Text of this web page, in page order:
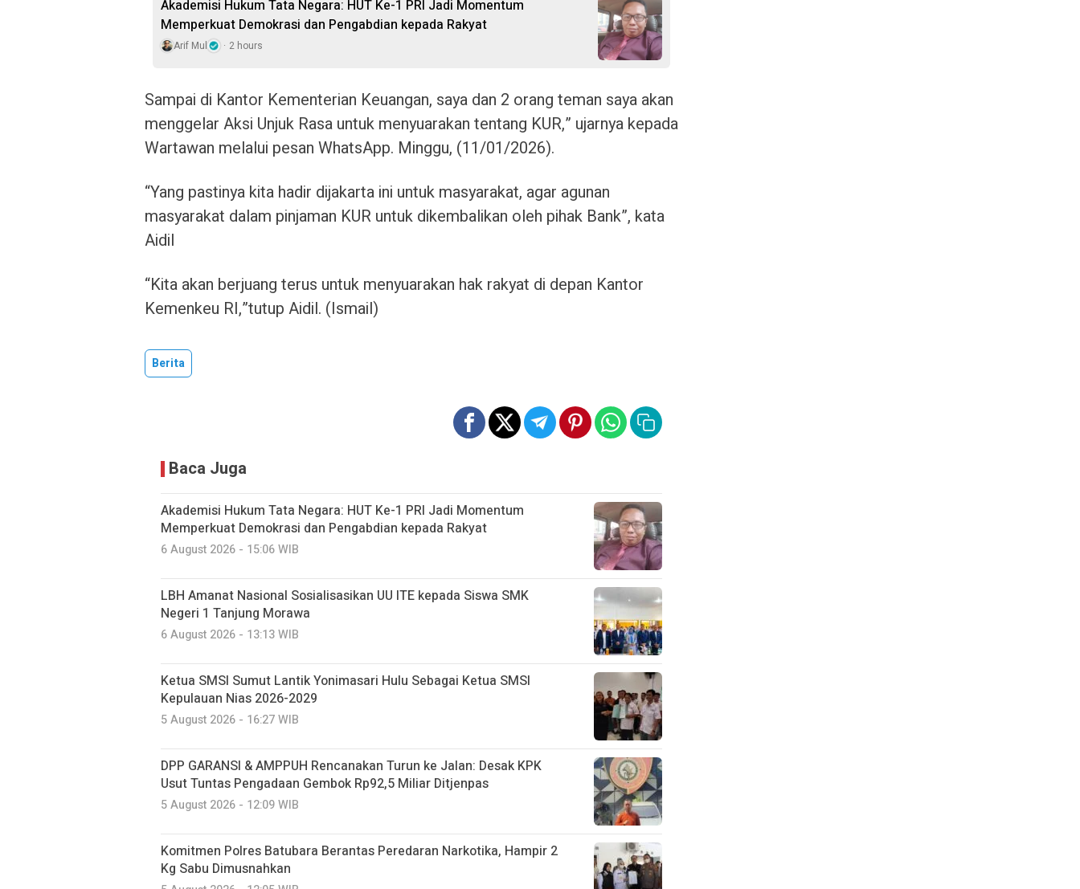
Akademisi Hukum Tata Negara: HUT Ke-1 PRI Jadi Momentum
Memperkuat Demokrasi dan Pengabdian kepada Rakyat
Arif Mul 2 hours
Sampai di Kantor Kementerian Keuangan, saya dan 2 orang teman saya akan
menggelar Aksi Unjuk Rasa untuk menyuarakan tentang KUR,” ujarnya kepada
Wartawan melalui pesan WhatsApp. Minggu, (11/01/2026).
“Yang pastinya kita hadir dijakarta ini untuk masyarakat, agar agunan
masyarakat dalam pinjaman KUR untuk dikembalikan oleh pihak Bank”, kata
Aidil
“Kita akan berjuang terus untuk menyuarakan hak rakyat di depan Kantor
Kemenkeu RI,”tutup Aidil. (Ismail)
Berita
Baca Juga
Akademisi Hukum Tata Negara: HUT Ke-1 PRI Jadi Momentum
Memperkuat Demokrasi dan Pengabdian kepada Rakyat
6 August 2026 - 15:06 WIB
LBH Amanat Nasional Sosialisasikan UU ITE kepada Siswa SMK
Negeri 1 Tanjung Morawa
6 August 2026 - 13:13 WIB
Ketua SMSI Sumut Lantik Yonimasari Hulu Sebagai Ketua SMSI
Kepulauan Nias 2026-2029
5 August 2026 - 16:27 WIB
DPP GARANSI & AMPPUH Rencanakan Turun ke Jalan: Desak KPK
Usut Tuntas Pengadaan Gembok Rp92,5 Miliar Ditjenpas
5 August 2026 - 12:09 WIB
Komitmen Polres Batubara Berantas Peredaran Narkotika, Hampir 2
Kg Sabu Dimusnahkan